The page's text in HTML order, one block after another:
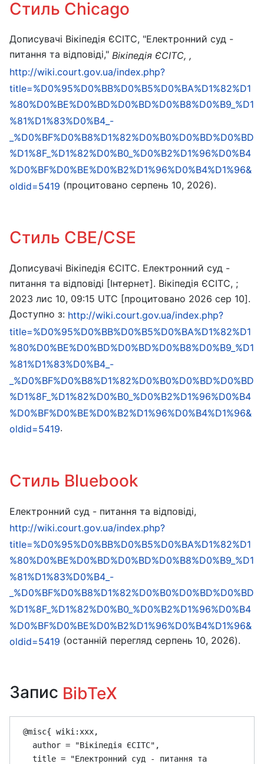
Стиль Chicago
Дописувачі Вікіпедія ЄСІТС, "Електронний суд -
питання та відповіді," Вікіпедія ЄСІТС, ,
http://wiki.court.gov.ua/index.php?
title=%D0%95%D0%BB%D0%B5%D0%BA%D1%82%D1
%80%D0%BE%D0%BD%D0%BD%D0%B8%D0%B9_%D1
%81%D1%83%D0%B4_-
_%D0%BF%D0%B8%D1%82%D0%B0%D0%BD%D0%BD
%D1%8F_%D1%82%D0%B0_%D0%B2%D1%96%D0%B4
%D0%BF%D0%BE%D0%B2%D1%96%D0%B4%D1%96&
oldid=5419 (процитовано серпень 10, 2026).
Стиль CBE/CSE
Дописувачі Вікіпедія ЄСІТС. Електронний суд -
питання та відповіді [Інтернет]. Вікіпедія ЄСІТС, ;
2023 лис 10, 09:15 UTC [процитовано 2026 сер 10].
Доступно з: http://wiki.court.gov.ua/index.php?
title=%D0%95%D0%BB%D0%B5%D0%BA%D1%82%D1
%80%D0%BE%D0%BD%D0%BD%D0%B8%D0%B9_%D1
%81%D1%83%D0%B4_-
_%D0%BF%D0%B8%D1%82%D0%B0%D0%BD%D0%BD
%D1%8F_%D1%82%D0%B0_%D0%B2%D1%96%D0%B4
%D0%BF%D0%BE%D0%B2%D1%96%D0%B4%D1%96&
oldid=5419.
Стиль Bluebook
Електронний суд - питання та відповіді,
http://wiki.court.gov.ua/index.php?
title=%D0%95%D0%BB%D0%B5%D0%BA%D1%82%D1
%80%D0%BE%D0%BD%D0%BD%D0%B8%D0%B9_%D1
%81%D1%83%D0%B4_-
_%D0%BF%D0%B8%D1%82%D0%B0%D0%BD%D0%BD
%D1%8F_%D1%82%D0%B0_%D0%B2%D1%96%D0%B4
%D0%BF%D0%BE%D0%B2%D1%96%D0%B4%D1%96&
oldid=5419 (останній перегляд серпень 10, 2026).
Запис BibTeX